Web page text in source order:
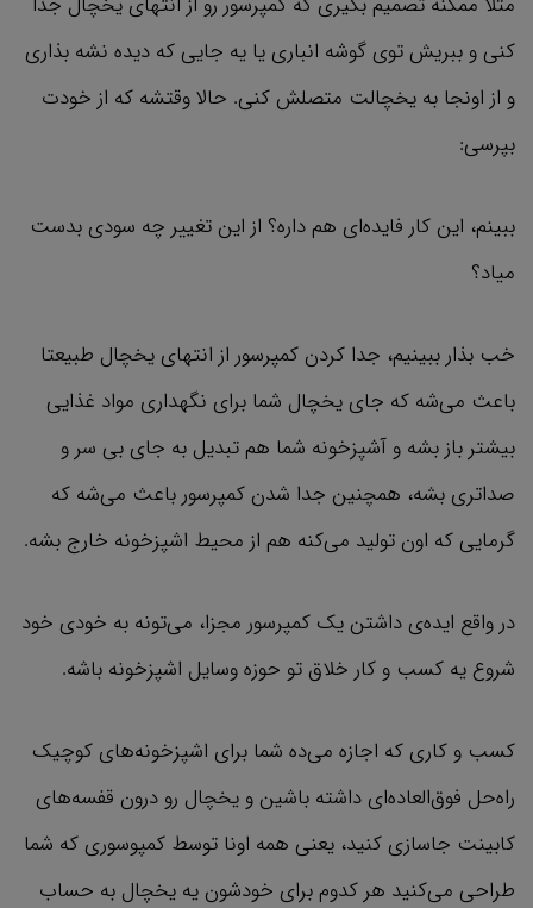
کنی و ببریش توی گوشه انباری یا یه جایی که دیده نشه بذاری
و از اونجا به یخچالت متصلش کنی. حالا وقتشه که از خودت
بپرسی:
ببینم، این کار فایده‌ای هم داره؟ از این تغییر چه سودی بدست
میاد؟
خب بذار ببینیم، جدا کردن کمپرسور از انتهای یخچال طبیعتا
باعث می‌شه که جای یخچال شما برای نگهداری مواد غذایی
بیشتر باز بشه و آشپزخونه شما هم تبدیل به جای بی سر و
صداتری بشه، همچنین جدا شدن کمپرسور باعث می‌شه که
گرمایی که اون تولید می‌کنه هم از محیط اشپزخونه خارج بشه.
در واقع ایده‌ي داشتن یک کمپرسور مجزا، می‌تونه به خودی خود
شروع یه کسب و کار خلاق تو حوزه وسایل اشپزخونه باشه.
کسب و کاری که اجازه می‌ده شما برای اشپزخونه‌های کوچیک
راه‌حل فوق‌العاده‌ای داشته باشین و یخچال رو درون قفسه‌های
کابینت جاسازی کنید، یعنی همه اونا توسط کمپوسوری که شما
طراحی می‌کنید هر کدوم برای خودشون یه یخچال به حساب